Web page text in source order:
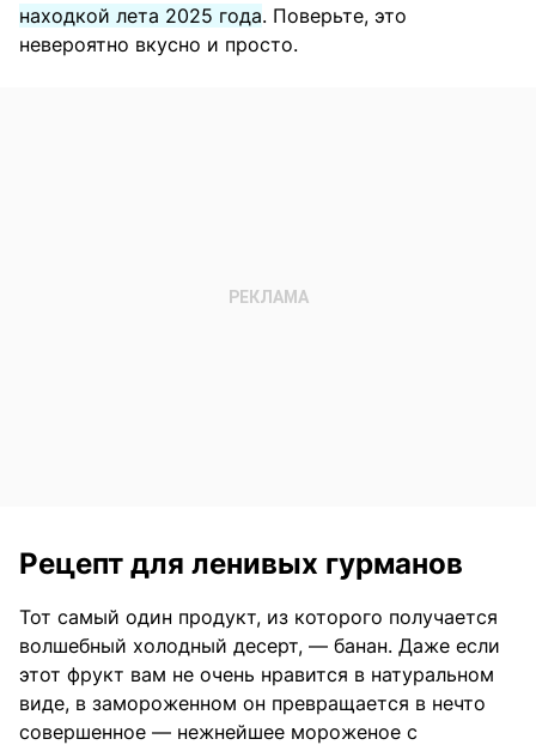
находкой лета 2025 года. Поверьте, это
невероятно вкусно и просто.
Рецепт для ленивых гурманов
Тот самый один продукт, из которого получается
волшебный холодный десерт, — банан. Даже если
этот фрукт вам не очень нравится в натуральном
виде, в замороженном он превращается в нечто
совершенное — нежнейшее мороженое с